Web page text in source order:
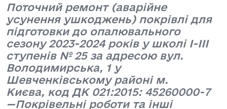
Поточний ремонт (аварійне
усунення ушкоджень) покрівлі для
підготовки до опалювального
сезону 2023-2024 років у школі І-ІІІ
ступенів № 25 за адресою вул.
Володимирська, 1 у
Шевченківському районі м.
Києва, код ДК 021:2015: 45260000-7
—Покрівельні роботи та інші